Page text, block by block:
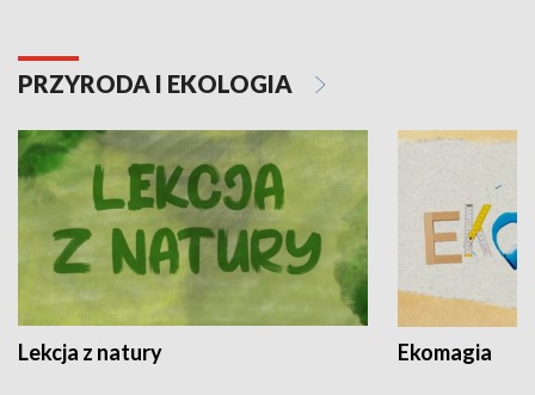
PRZYRODA I EKOLOGIA
Lekcja z natury Ekomagia